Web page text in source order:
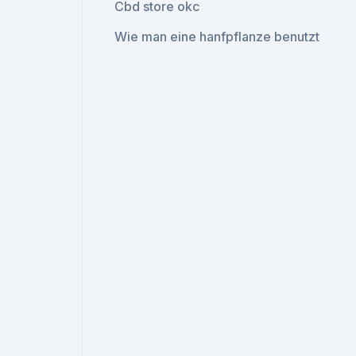
Cbd store okc
Wie man eine hanfpflanze benutzt